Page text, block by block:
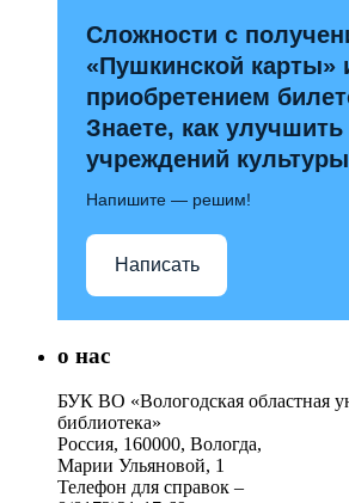
Сложности с
«Пушкинской карты»
приобретением
Знаете, как улучшить
учреждений
Напишите — решим!
Написать
о нас
БУК ВО «Вологодская областная
библиотека»
Россия, 160000, Вологда,
Марии Ульяновой, 1
Телефон для справок –